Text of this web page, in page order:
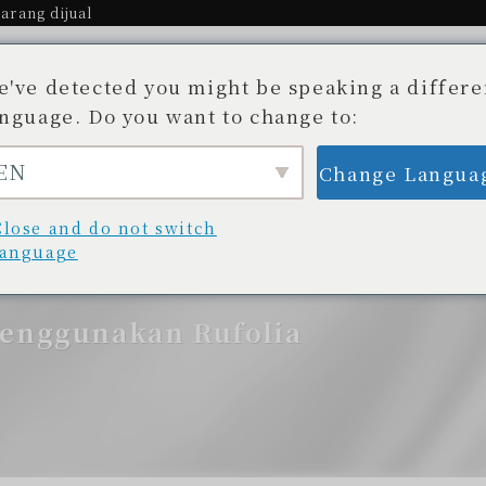
dijual
yang Tak Terungkap
Toko yang tersedia
Daftar toko Blog/
Rufolia
detected you might be speaking a
Do you want to change to:
Change
and do not switch